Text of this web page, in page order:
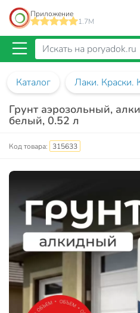
Приложение
1.7M
Каталог Лаки. Краски.
Грунт аэрозольный,
белый, 0.52 л
Код товара: 315633